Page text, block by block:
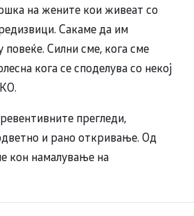
на жените кои живеат со
Сакаме да им
Силни сме, кога сме
кога се споделува со некој
прегледи,
и рано откривање. Од
кон намалување на